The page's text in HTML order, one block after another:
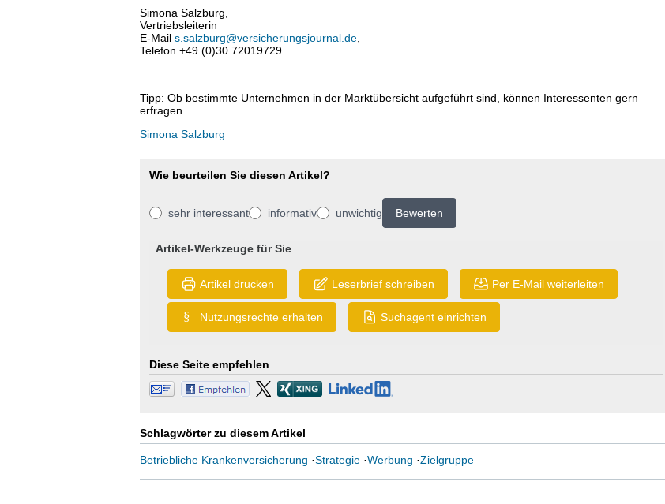
Simona Salzburg,
Vertriebsleiterin
E-Mail s.salzburg@versicherungsjournal.de,
Telefon +49 (0)30 72019729
Tipp: Ob bestimmte Unternehmen in der Marktübersicht aufgeführt sind, können Interessenten gern
erfragen.
Simona Salzburg
Wie beurteilen Sie diesen Artikel?
sehr interessant informativ unwichtig Bewerten
Artikel-Werkzeuge für Sie
Artikel drucken Leserbrief schreiben Per E-Mail weiterleiten
§ Nutzungsrechte erhalten Suchagent einrichten
Diese Seite empfehlen
Schlagwörter zu diesem Artikel
Betriebliche Krankenversicherung ·Strategie·Werbung ·Zielgruppe